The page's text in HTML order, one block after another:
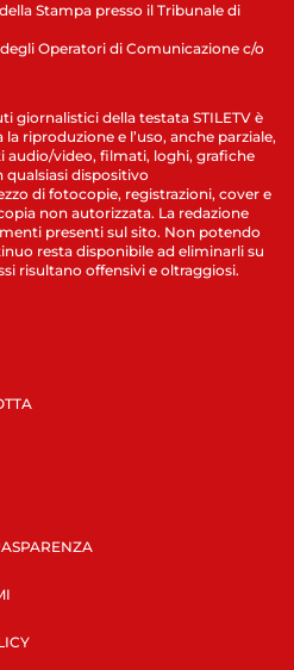
Stampa presso il Tribunale di
Operatori di Comunicazione c/o
giornalistici della testata STILETV è
riproduzione e l’uso, anche parziale,
audio/video, filmati, loghi, grafiche
qualsiasi dispositivo
di fotocopie, registrazioni, cover e
non autorizzata. La redazione
presenti sul sito. Non potendo
resta disponibile ad eliminarli su
risultano offensivi e oltraggiosi.